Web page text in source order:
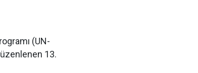
(UN-
13.